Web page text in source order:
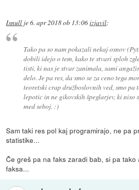
Isnull je6. apr 2018 ob 13:06izjavil:
Tako pa so nam pokazali nekaj osnov
dobili idejo o tem, kako te stvari sploh
tisti, ki nas je stvar zanimala, sami
delo. Je pa res, da smo se za ceno tega
teoretski crap družboslovnih ved, smo pa
lepotic in ne gikovskih špeglarjev, ki niso
med seboj. :)
Sam taki res pol kaj programirajo, ne pa
statistike...
Če greš pa na faks zaradi bab, si pa tako
faksa...